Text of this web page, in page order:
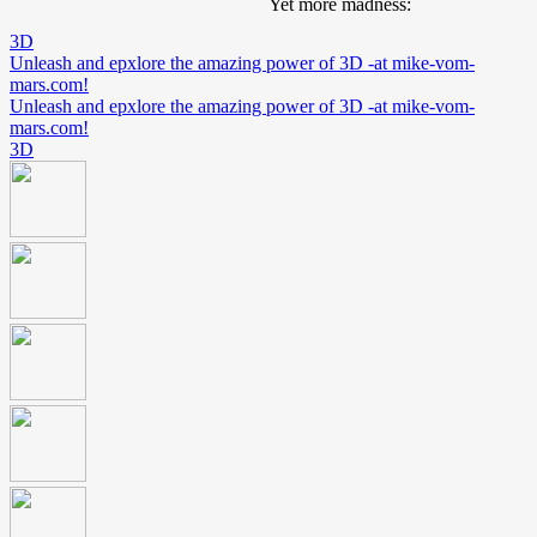
3D
Unleash and epxlore the amazing power of 3D -at mike-vom-
mars.com!
Unleash and epxlore the amazing power of 3D -at mike-vom-
mars.com!
3D
Yet more madness: